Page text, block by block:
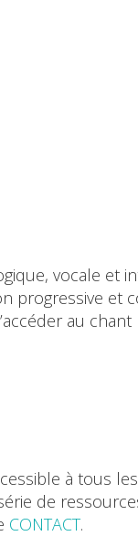
vocale et
progressive et
au
à tous
de
CONTACT.